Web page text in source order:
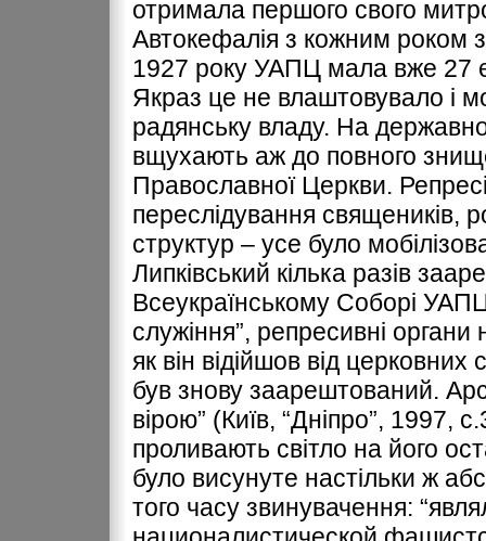
отримала першого свого
Автокефалія з кожним роком
1927 року УАПЦ мала вже 27
Якраз це не влаштовувало і
радянську владу. На
вщухають аж до повного
Православної Церкви.
переслідування священиків,
структур – усе було
Липківський кілька разів
Всеукраїнському Соборі
служіння”, репресивні органи
як він відійшов від
був знову заарештований.
вірою” (Київ, “Дніпро”, 1997,
проливають світло на його
було висунуте настільки ж
того часу звинувачення: